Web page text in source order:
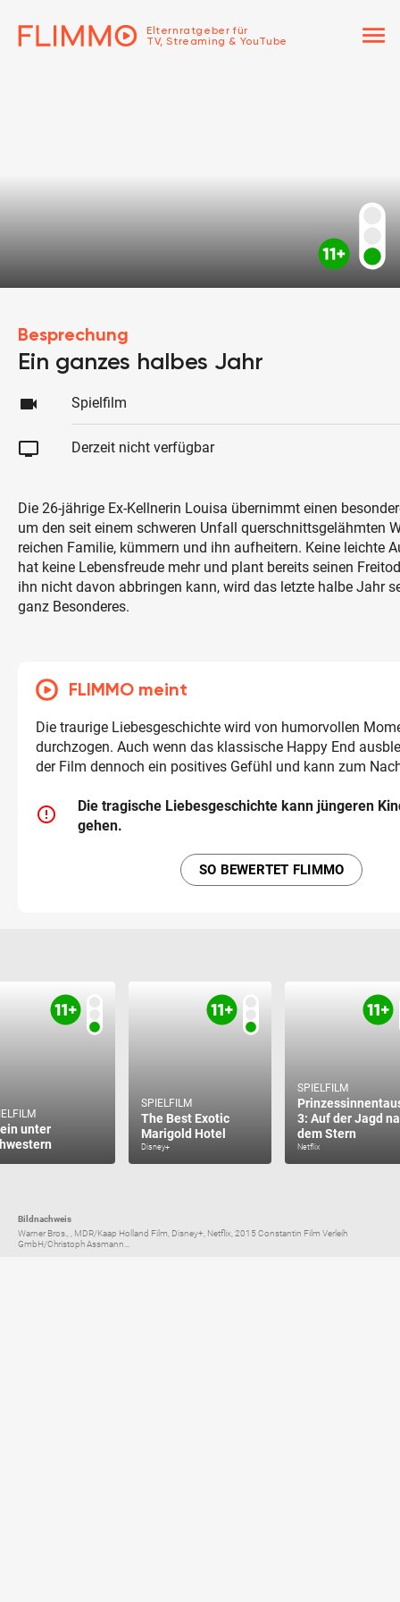
Elternratgeber für
TV, Streaming & YouTube
menu
Besprechung
Ein ganzes halbes Jahr
videocam Spielfilm
tv Derzeit nicht verfügbar
Die 26-jährige Ex-Kellnerin Louisa übernimmt einen
um den seit einem schweren Unfall querschnittsgelähmten
reichen Familie, kümmern und ihn aufheitern. Keine leichte
hat keine Lebensfreude mehr und plant bereits seinen
ihn nicht davon abbringen kann, wird das letzte halbe Jahr
ganz Besonderes.
FLIMMO meint
Die traurige Liebesgeschichte wird von humorvollen
durchzogen. Auch wenn das klassische Happy End
der Film dennoch ein positives Gefühl und kann zum
error_outline
Die tragische Liebesgeschichte kann jüngeren
gehen.
SO BEWERTET FLIMMO
unter
SPIELFILM
The Best Exotic
Marigold Hotel
Disney+
SPIELFILM
3: Auf der Jagd
dem Stern
Netflix
Bildnachweis
Warner Bros., , MDR/Kaap Holland Film, Disney+, Netflix, 2015 Constantin Film Verleih
GmbH/Christoph Assmann...